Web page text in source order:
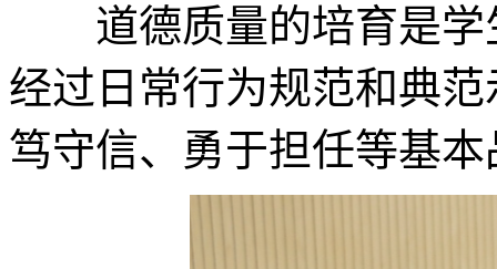
道德质量的培育是学
经过日常行为规范和典
笃守信、勇于担任等基本